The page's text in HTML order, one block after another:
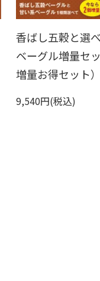
香ばし五穀と選
ベーグル増量セ
増量お得セット）
9,540円(税込)